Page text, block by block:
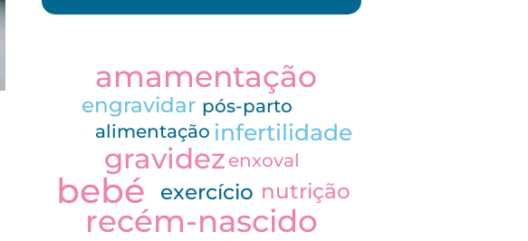
amamentação
engravidar pós-parto
alimentação infertilidade
gravidez enxoval
bebé exercício nutrição
recém-nascido